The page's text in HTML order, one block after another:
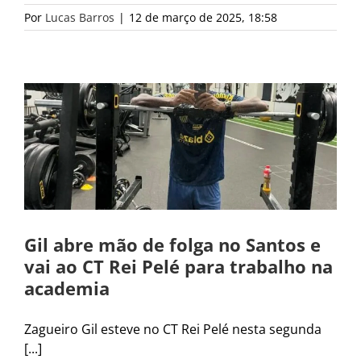
Por Lucas Barros | 12 de março de 2025, 18:58
Gil abre mão de folga no Santos e
vai ao CT Rei Pelé para trabalho na
academia
Zagueiro Gil esteve no CT Rei Pelé nesta segunda
[...]